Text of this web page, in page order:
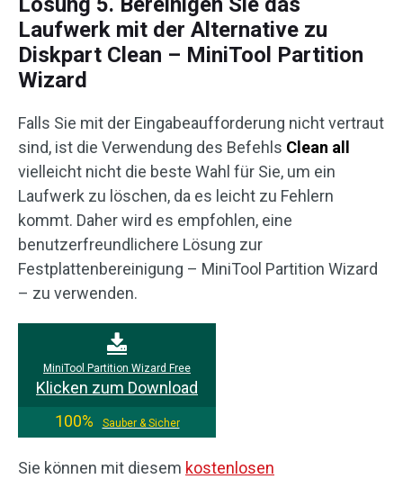
Laufwerk mit der Alternative zu
Diskpart Clean – MiniTool Partition
Wizard
Falls Sie mit der Eingabeaufforderung nicht vertraut
sind, ist die Verwendung des Befehls Clean all
vielleicht nicht die beste Wahl für Sie, um ein
Laufwerk zu löschen, da es leicht zu Fehlern
kommt. Daher wird es empfohlen, eine
benutzerfreundlichere Lösung zur
Festplattenbereinigung – MiniTool Partition Wizard
– zu verwenden.
MiniTool Partition Wizard Free
Klicken zum Download
100%
Sauber & Sicher
Sie können mit diesem kostenlosen